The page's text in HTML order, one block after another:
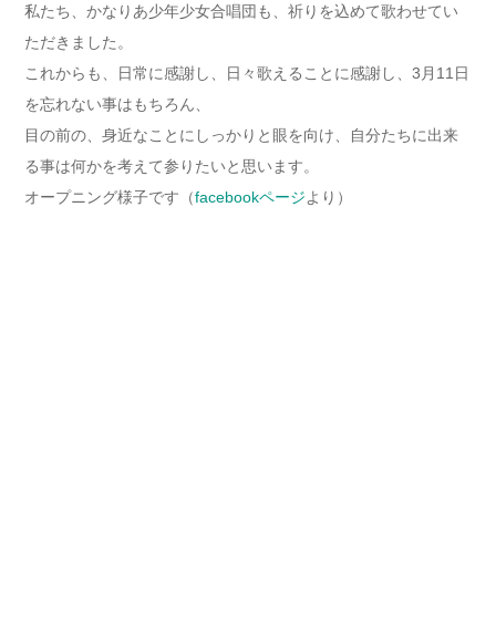
私たち、かなりあ少年少女合唱団も、祈りを込めて歌わせてい
ただきました。
これからも、日常に感謝し、日々歌えることに感謝し、3月11日
を忘れない事はもちろん、
目の前の、身近なことにしっかりと眼を向け、自分たちに出来
る事は何かを考えて参りたいと思います。
オープニング様子です（facebookページより）